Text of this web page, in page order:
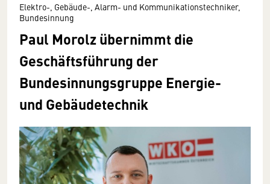
Elektro-, Gebäude-, Alarm- und Kommunikationstechniker,
Bundesinnung
Paul Morolz übernimmt die
Geschäftsführung der
Bundesinnungsgruppe Energie-
und Gebäudetechnik